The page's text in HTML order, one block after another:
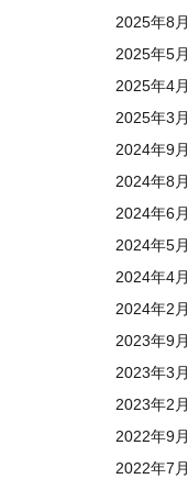
2025年8月
2025年5月
2025年4月
2025年3月
2024年9月
2024年8月
2024年6月
2024年5月
2024年4月
2024年2月
2023年9月
2023年3月
2023年2月
2022年9月
2022年7月